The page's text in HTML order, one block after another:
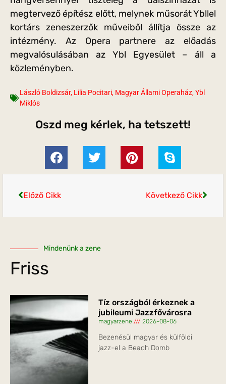
megtervező építész előtt, melynek műsorát Ybllel
kortárs zeneszerzők műveiből állítja össze az
intézmény. Az Opera partnere az előadás
megvalósulásában az Ybl Egyesület – áll a
közleményben.
László Boldizsár, Lilia Pocitari, Magyar Állami Operaház,Ybl
Miklós
Oszd meg kérlek, ha tetszett!
Előző Cikk Következő Cikk
Mindenünk a zene
Friss
Tíz országból érkeznek a
jubileumi Jazzfővárosra
magyarzene 2026-08-06
Bezenésül magyar és külföldi
jazz-el a Beach Domb